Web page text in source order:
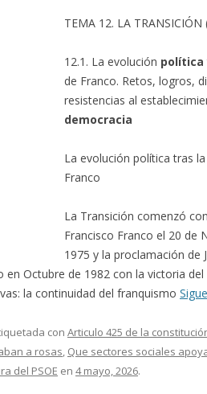
TEMA 12. LA
12.1. La evolución política
de Franco. Retos, logros,
resistencias al
democracia
La evolución política tras
Franco
La Transición comenzó
Francisco Franco el 20 de
1975 y la proclamación de
Octubre de 1982 con la victoria del
la continuidad del franquismo
con Articulo 425 de la
a rosas, Que sectores sociales
del PSOE en 4 mayo, 2026.